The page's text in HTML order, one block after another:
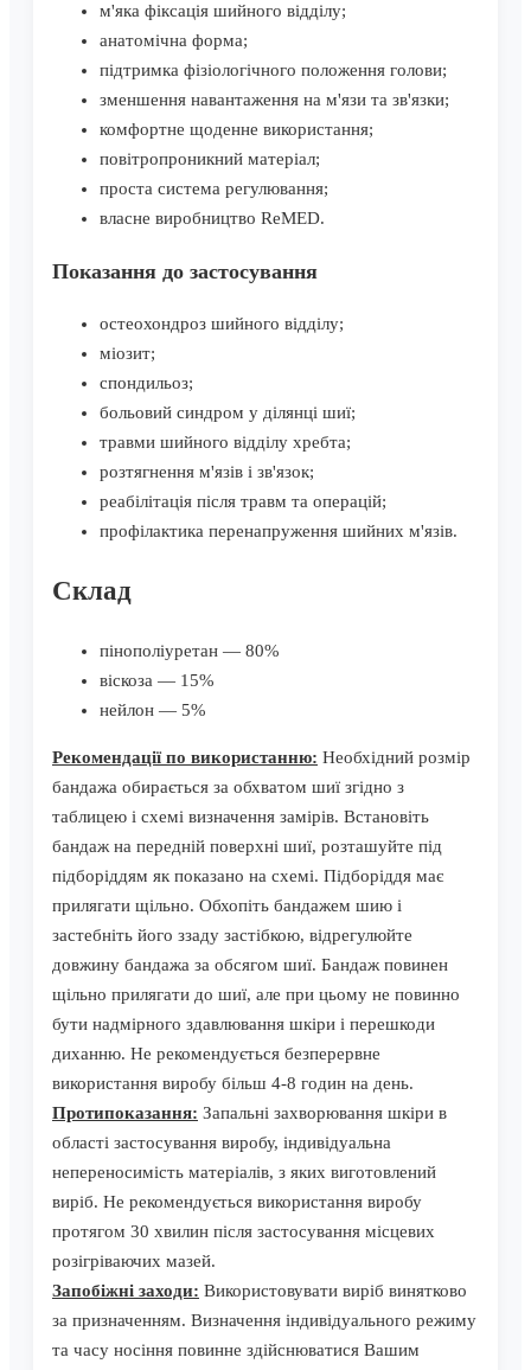
м'яка фіксація шийного відділу;
анатомічна форма;
підтримка фізіологічного положення голови;
зменшення навантаження на м'язи та зв'язки;
комфортне щоденне використання;
повітропроникний матеріал;
проста система регулювання;
власне виробництво ReMED.
Показання до застосування
остеохондроз шийного відділу;
міозит;
спондильоз;
больовий синдром у ділянці шиї;
травми шийного відділу хребта;
розтягнення м'язів і зв'язок;
реабілітація після травм та операцій;
профілактика перенапруження шийних м'язів.
Склад
пінополіуретан — 80%
віскоза — 15%
нейлон — 5%
Рекомендації по використанню: Необхідний розмір
бандажа обирається за обхватом шиї згідно з
таблицею і схемі визначення замірів. Встановіть
бандаж на передній поверхні шиї, розташуйте під
підборіддям як показано на схемі. Підборіддя має
прилягати щільно. Обхопіть бандажем шию і
застебніть його ззаду застібкою, відрегулюйте
довжину бандажа за обсягом шиї. Бандаж повинен
щільно прилягати до шиї, але при цьому не повинно
бути надмірного здавлювання шкіри і перешкоди
диханню. Не рекомендується безперервне
використання виробу більш 4-8 годин на день.
Протипоказання: Запальні захворювання шкіри в
області застосування виробу, індивідуальна
непереносимість матеріалів, з яких виготовлений
виріб. Не рекомендується використання виробу
протягом 30 хвилин після застосування місцевих
розігріваючих мазей.
Запобіжні заходи: Використовувати виріб винятково
за призначенням. Визначення індивідуального режиму
та часу носіння повинне здійснюватися Вашим